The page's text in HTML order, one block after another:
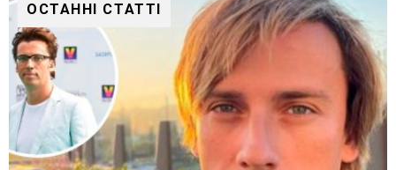
ОСТАННІ СТАТТІ